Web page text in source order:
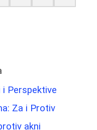
i Perspektive
Za i Protiv
akni